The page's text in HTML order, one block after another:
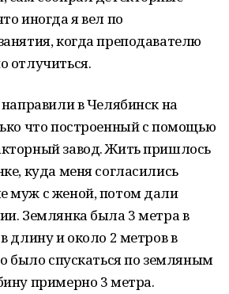
иногда я вел по
когда преподавателю
отлучиться.
в Челябинск на
что построенный с помощью
завод. Жить пришлось
куда меня согласились
муж с женой, потом дали
Землянка была 3 метра в
длину и около 2 метров в
было спускаться по земляным
примерно 3 метра.